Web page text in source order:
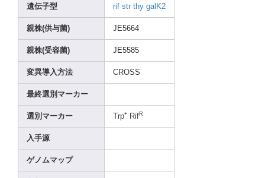
遺伝子型 rif str thy galK2
親株(供与菌) JE5664
親株(受容菌) JE5585
変異導入方法 CROSS
最終選別マーカー
選別マーカー Trp+ RifR
入手源
ゲノムマップ